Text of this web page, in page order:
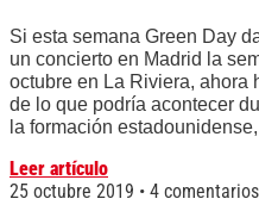
Si esta semana Green Day
un concierto en Madrid la
octubre en La Riviera, ahora
de lo que podría acontecer
la formación
Leer artículo
25 octubre 2019
4 comentarios